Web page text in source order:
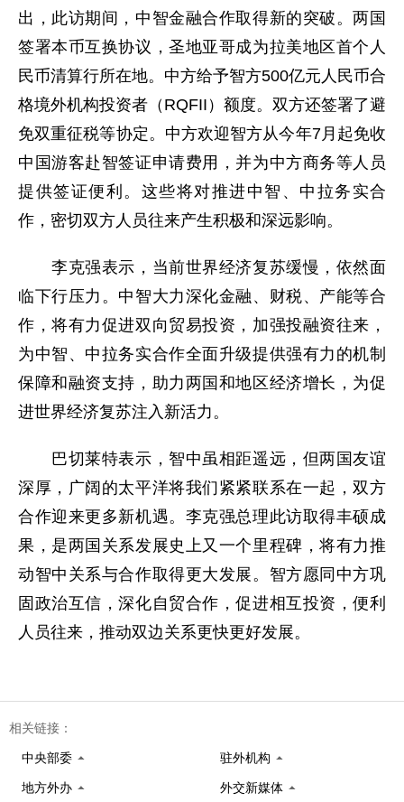
出，此访期间，中智金融合作取得新的突破。两国
签署本币互换协议，圣地亚哥成为拉美地区首个人
民币清算行所在地。中方给予智方500亿元人民币合
格境外机构投资者（RQFII）额度。双方还签署了避
免双重征税等协定。中方欢迎智方从今年7月起免收
中国游客赴智签证申请费用，并为中方商务等人员
提供签证便利。这些将对推进中智、中拉务实合
作，密切双方人员往来产生积极和深远影响。
李克强表示，当前世界经济复苏缓慢，依然面
临下行压力。中智大力深化金融、财税、产能等合
作，将有力促进双向贸易投资，加强投融资往来，
为中智、中拉务实合作全面升级提供强有力的机制
保障和融资支持，助力两国和地区经济增长，为促
进世界经济复苏注入新活力。
巴切莱特表示，智中虽相距遥远，但两国友谊
深厚，广阔的太平洋将我们紧紧联系在一起，双方
合作迎来更多新机遇。李克强总理此访取得丰硕成
果，是两国关系发展史上又一个里程碑，将有力推
动智中关系与合作取得更大发展。智方愿同中方巩
固政治互信，深化自贸合作，促进相互投资，便利
人员往来，推动双边关系更快更好发展。
相关链接：
中央部委 驻外机构
地方外办 外交新媒体